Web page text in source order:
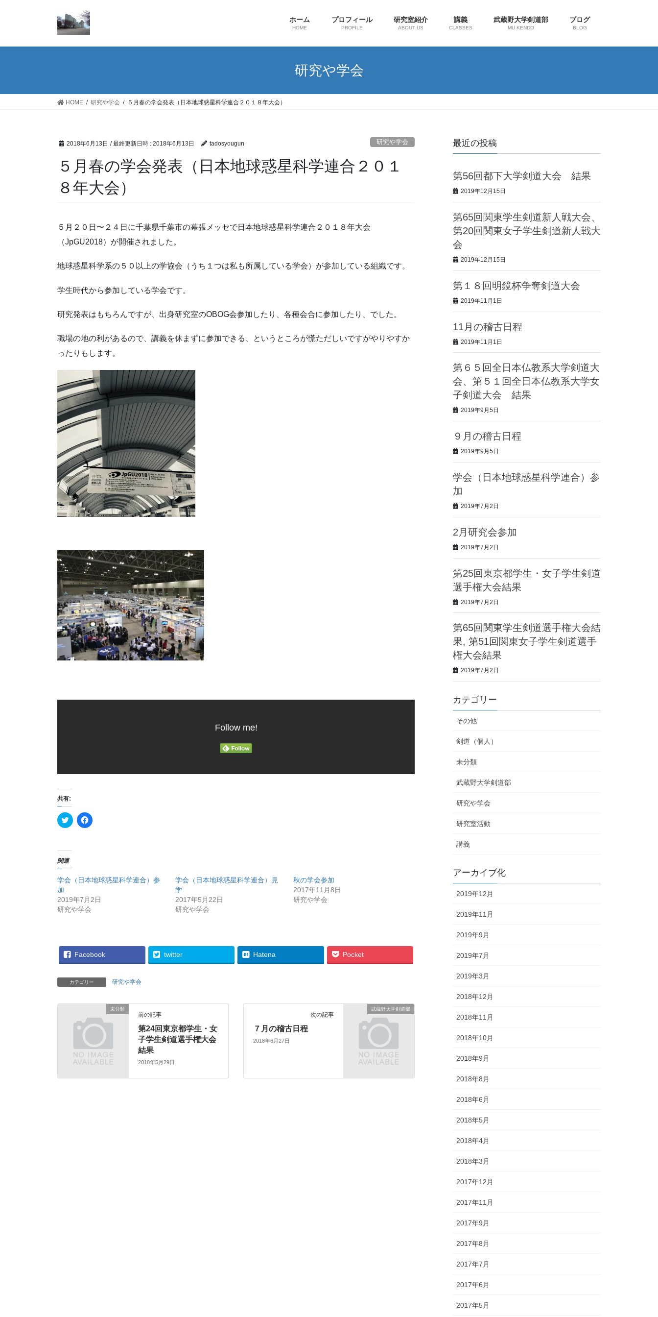
ホーム
HOME
プロフィール
PROFILE
研究室紹介
ABOUT US
講義
CLASSES
武蔵野大学剣道部
MU KENDO
ブログ
BLOG
研究や学会
HOME 研究や学会 ５月春の学会発表（日本地球惑星科学連合２０１８年大会）
2018年6月13日 / 最終更新日時 : 2018年6月13日 tadosyougun 研究や学会
５月春の学会発表（日本地球惑星科学連合２０１
８年大会）
５月２０日〜２４日に千葉県千葉市の幕張メッセで日本地球惑星科学連合２０１８年大会
（JpGU2018）が開催されました。
地球惑星科学系の５０以上の学協会（うち１つは私も所属している学会）が参加している組織です。
学生時代から参加している学会です。
研究発表はもちろんですが、出身研究室のOBOG会参加したり、各種会合に参加したり、でした。
職場の地の利があるので、講義を休まずに参加できる、というところが慌ただしいですがやりやすか
ったりもします。
Follow me!
共有:
ク
リ
て
T
i
t
r
で
共
有
ウ
ィ
ン
ド
で
開
す
F
a
共
有
る
に
は
ク
て
く
だ
さ
(
新
ウ
ン
ド
ウ
開
き
ま
す
)
関連
学会（日本地球惑星科学連合）参
加
2019年7月2日
研究や学会
学会（日本地球惑星科学連合）見
学
2017年5月22日
研究や学会
秋の学会参加
2017年11月8日
研究や学会
Facebook twitter Hatena Pocket
カテゴリー 研究や学会
未分類
前の記事
第24回東京都学生・女
子学生剣道選手権大会
結果
2018年5月29日
武蔵野大学剣道部
次の記事
７月の稽古日程
2018年6月27日
最近の投稿
第56回都下大学剣道大会 結果
2019年12月15日
第65回関東学生剣道新人戦大会、
第20回関東女子学生剣道新人戦大
会
2019年12月15日
第１８回明鏡杯争奪剣道大会
2019年11月1日
11月の稽古日程
2019年11月1日
第６５回全日本仏教系大学剣道大
会、第５１回全日本仏教系大学女
子剣道大会 結果
2019年9月5日
９月の稽古日程
2019年9月5日
学会（日本地球惑星科学連合）参
加
2019年7月2日
2月研究会参加
2019年7月2日
第25回東京都学生・女子学生剣道
選手権大会結果
2019年7月2日
第65回関東学生剣道選手権大会結
果, 第51回関東女子学生剣道選手
権大会結果
2019年7月2日
カテゴリー
その他
剣道（個人）
未分類
武蔵野大学剣道部
研究や学会
研究室活動
講義
アーカイブ化
2019年12月
2019年11月
2019年9月
2019年7月
2019年3月
2018年12月
2018年11月
2018年10月
2018年9月
2018年8月
2018年6月
2018年5月
2018年4月
2018年3月
2017年12月
2017年11月
2017年9月
2017年8月
2017年7月
2017年6月
2017年5月